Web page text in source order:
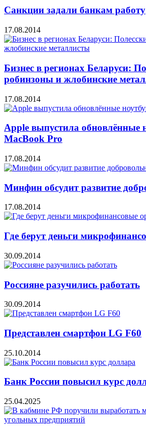
Санкции задали банкам работу
17.08.2014
Бизнес в регионах Беларуси:
робинзоны и жлобинские
17.08.2014
Apple выпустила обновлённые
MacBook Pro
17.08.2014
Минфин обсудит развитие
17.08.2014
Где берут деньги
30.09.2014
Россияне разучились работать
30.09.2014
Представлен смартфон LG F60
25.10.2014
Банк России повысил курс
25.04.2025